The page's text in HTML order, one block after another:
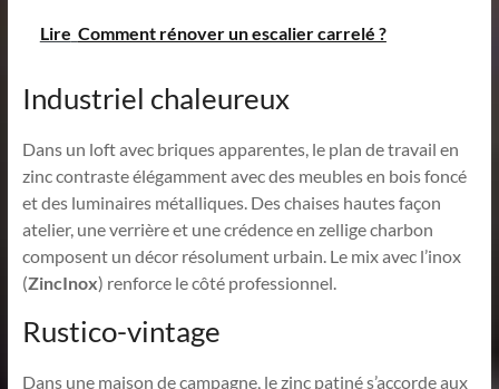
Lire Comment rénover un escalier carrelé ?
Industriel chaleureux
Dans un loft avec briques apparentes, le plan de travail en
zinc contraste élégamment avec des meubles en bois foncé
et des luminaires métalliques. Des chaises hautes façon
atelier, une verrière et une crédence en zellige charbon
composent un décor résolument urbain. Le mix avec l’inox
(ZincInox) renforce le côté professionnel.
Rustico-vintage
Dans une maison de campagne, le zinc patiné s’accorde aux